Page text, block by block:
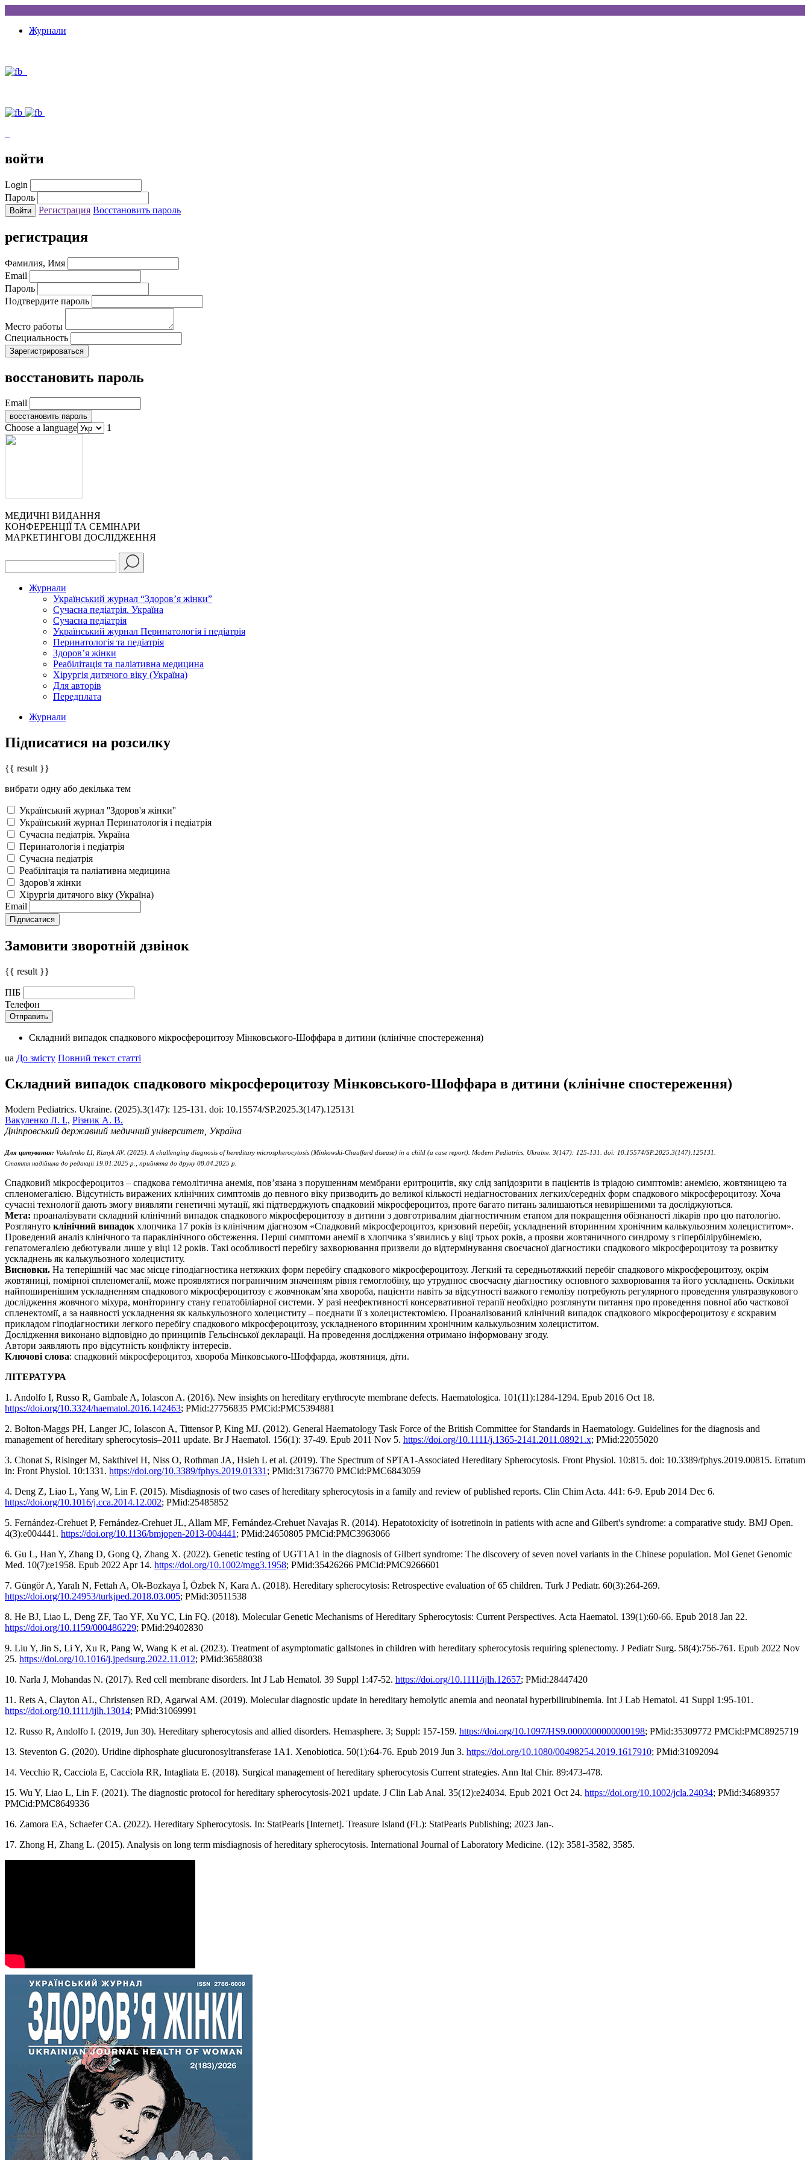
Журнали
войти
Login
Пароль
Регистрация Восстановить пароль
регистрация
Фамилия, Имя
Email
Пароль
Подтвердите пароль
Место работы
Специальность
восстановить пароль
Email
Choose a language 1
МЕДИЧНІ ВИДАННЯ
КОНФЕРЕНЦІЇ ТА СЕМІНАРИ
МАРКЕТИНГОВІ ДОСЛІДЖЕННЯ
Журнали
Український журнал “Здоров’я жінки”
Сучасна педіатрія. Україна
Сучасна педіатрія
Український журнал Перинатологія і педіатрія
Перинатологія та педіатрія
Здоров’я жінки
Реабілітація та паліативна медицина
Хірургія дитячого віку (Україна)
Для авторів
Передплата
Журнали
Підписатися на розсилку
{{ result }}
вибрати одну або декілька тем
Український журнал ''Здоров'я жінки''
Український журнал Перинатологія і педіатрія
Сучасна педіатрія. Україна
Перинатологія і педіатрія
Сучасна педіатрія
Реабілітація та паліативна медицина
Здоров'я жінки
Хірургія дитячого віку (Україна)
Email
Замовити зворотній дзвінок
{{ result }}
ПІБ
Телефон
Складний випадок спадкового мікросфероцитозу Мінковського-Шоффара в дитини (клінічне спостереження)
ua До змісту Повний текст статті
Складний випадок спадкового мікросфероцитозу Мінковського-Шоффара в дитини (клінічне спостереження)
Modern Pediatrics. Ukraine. (2025).3(147): 125-131. doi: 10.15574/SP.2025.3(147).125131
Вакуленко Л. І., Різник А. В.
Дніпровський державний медичний університет, Україна
Для цитування: Vakulenko LI Riznyk AV. (2025). A challenging diagnosis of hereditary microspherocytosis (Minkowski-Chauffard disease) in a child (a case report). Modern Pediatrics. Ukraine. 3(147): 125-131. doi: 10.15574/SP.2025.3(147).125131.
Стаття надійшла до редакції 19 .01.2025 р прийнята до друку 08.04 .2025 р
Спадковий мікросфероцитоз – спадкова гемолітична анемія, пов’язана з порушенням мембрани еритроцитів, яку слід запідозрити в пацієнтів із тріадою симптомів: анемією, жовтяницею та
спленомегалією. Відсутність виражених клінічних симптомів до певного віку призводить до великої кількості недіагностованих легких/середніх форм спадкового мікросфероцитозу. Хоча
сучасні технології дають змогу виявляти генетичні мутації, які підтверджують спадковий мікросфероцитоз, проте багато питань залишаються невирішеними та досліджуються.
Мета: проаналізувати складний клінічний випадок спадкового мікросфероцитозу в дитини з довготривалим діагностичним етапом для покращення обізнаності лікарів про цю патологію.
Розглянуто клінічний випадок хлопчика 17 років із клінічним діагнозом «Спадковий мікросфероцитоз, кризовий перебіг, ускладнений вторинним хронічним калькульозним холециститом».
Проведений аналіз клінічного та параклінічного обстеження. Перші симптоми анемії в хлопчика з’явились у віці трьох років, а прояви жовтяничного синдрому з гіпербілірубінемією,
гепатомегалією дебютували лише у віці 12 років. Такі особливості перебігу захворювання призвели до відтермінування своєчасної діагностики спадкового мікросфероцитозу та розвитку
ускладнень як калькульозного холециститу.
Висновки. На теперішній час має місце гіподіагностика нетяжких форм перебігу спадкового мікросфероцитозу. Легкий та середньотяжкий перебіг спадкового мікросфероцитозу, окрім
жовтяниці, помірної спленомегалії, може проявлятися пограничним значенням рівня гемоглобіну, що утруднює своєчасну діагностику основного захворювання та його ускладнень. Оскільки
найпоширенішим ускладненням спадкового мікросфероцитозу є жовчнокам’яна хвороба, пацієнти навіть за відсутності важкого гемолізу потребують регулярного проведення ультразвукового
дослідження жовчного міхура, моніторингу стану гепатобіліарної системи. У разі неефективності консервативної терапії необхідно розглянути питання про проведення повної або часткової
спленектомії, а за наявності ускладнення як калькульозного холециститу – поєднати її з холецистектомією. Проаналізований клінічний випадок спадкового мікросфероцитозу є яскравим
прикладом гіподіагностики легкого перебігу спадкового мікросфероцитозу, ускладненого вторинним хронічним калькульозним холециститом.
Дослідження виконано відповідно до принципів Гельсінської декларації. На проведення дослідження отримано інформовану згоду.
Автори заявляють про відсутність конфлікту інтересів.
Ключові слова: спадковий мікросфероцитоз, хвороба Мінковського-Шоффарда, жовтяниця, діти.
ЛІТЕРАТУРА
1. Andolfo I, Russo R, Gambale A, Iolascon A. (2016). New insights on hereditary erythrocyte membrane defects. Haematologica. 101(11):1284-1294. Epub 2016 Oct 18.
https://doi.org/10.3324/haematol.2016.142463; PMid:27756835 PMCid:PMC5394881
2. Bolton-Maggs PH, Langer JC, Iolascon A, Tittensor P, King MJ. (2012). General Haematology Task Force of the British Committee for Standards in Haematology. Guidelines for the diagnosis and
management of hereditary spherocytosis–2011 update. Br J Haematol. 156(1): 37-49. Epub 2011 Nov 5. https://doi.org/10.1111/j.1365-2141.2011.08921.x; PMid:22055020
3. Chonat S, Risinger M, Sakthivel H, Niss O, Rothman JA, Hsieh L et al. (2019). The Spectrum of SPTA1-Associated Hereditary Spherocytosis. Front Physiol. 10:815. doi: 10.3389/fphys.2019.00815. Erratum
in: Front Physiol. 10:1331. https://doi.org/10.3389/fphys.2019.01331 ; PMid:31736770 PMCid:PMC6843059
4. Deng Z, Liao L, Yang W, Lin F. (2015). Misdiagnosis of two cases of hereditary spherocytosis in a family and review of published reports. Clin Chim Acta. 441: 6-9. Epub 2014 Dec 6.
https://doi.org/10.1016/j.cca.2014.12.002; PMid:25485852
5. Fernández-Crehuet P, Fernández-Crehuet JL, Allam MF, Fernández-Crehuet Navajas R. (2014). Hepatotoxicity of isotretinoin in patients with acne and Gilbert's syndrome: a comparative study. BMJ Open.
4(3):e004441. https://doi.org/10.1136/bmjopen-2013-004441 ; PMid:24650805 PMCid:PMC3963066
6. Gu L, Han Y, Zhang D, Gong Q, Zhang X. (2022). Genetic testing of UGT1A1 in the diagnosis of Gilbert syndrome: The discovery of seven novel variants in the Chinese population. Mol Genet Genomic
Med. 10(7):e1958. Epub 2022 Apr 14. https://doi.org/10.1002/mgg3.1958; PMid:35426266 PMCid:PMC9266601
7. Güngör A, Yaralı N, Fettah A, Ok-Bozkaya İ, Özbek N, Kara A. (2018). Hereditary spherocytosis: Retrospective evaluation of 65 children. Turk J Pediatr. 60(3):264-269.
https://doi.org/10.24953/turkjped.2018.03.005; PMid:30511538
8. He BJ, Liao L, Deng ZF, Tao YF, Xu YC, Lin FQ. (2018). Molecular Genetic Mechanisms of Hereditary Spherocytosis: Current Perspectives. Acta Haematol. 139(1):60-66. Epub 2018 Jan 22.
https://doi.org/10.1159/000486229; PMid:29402830
9. Liu Y, Jin S, Li Y, Xu R, Pang W, Wang K et al. (2023). Treatment of asymptomatic gallstones in children with hereditary spherocytosis requiring splenectomy. J Pediatr Surg. 58(4):756-761. Epub 2022 Nov
25. https://doi.org/10.1016/j.jpedsurg.2022.11.012; PMid:36588038
10. Narla J, Mohandas N. (2017). Red cell membrane disorders. Int J Lab Hematol. 39 Suppl 1:47-52. https://doi.org/10.1111/ijlh.12657; PMid:28447420
11. Rets A, Clayton AL, Christensen RD, Agarwal AM. (2019). Molecular diagnostic update in hereditary hemolytic anemia and neonatal hyperbilirubinemia. Int J Lab Hematol. 41 Suppl 1:95-101.
https://doi.org/10.1111/ijlh.13014; PMid:31069991
12. Russo R, Andolfo I. (2019, Jun 30). Hereditary spherocytosis and allied disorders. Hemasphere. 3; Suppl: 157-159. https://doi.org/10.1097/HS9.0000000000000198; PMid:35309772 PMCid:PMC8925719
13. Steventon G. (2020). Uridine diphosphate glucuronosyltransferase 1A1. Xenobiotica. 50(1):64-76. Epub 2019 Jun 3. https://doi.org/10.1080/00498254.2019.1617910; PMid:31092094
14. Vecchio R, Cacciola E, Cacciola RR, Intagliata E. (2018). Surgical management of hereditary spherocytosis Current strategies. Ann Ital Chir. 89:473-478.
15. Wu Y, Liao L, Lin F. (2021). The diagnostic protocol for hereditary spherocytosis-2021 update. J Clin Lab Anal. 35(12):e24034. Epub 2021 Oct 24. https://doi.org/10.1002/jcla.24034; PMid:34689357
PMCid:PMC8649336
16. Zamora EA, Schaefer CA. (2022). Hereditary Spherocytosis. In: StatPearls [Internet]. Treasure Island (FL): StatPearls Publishing; 2023 Jan-.
17. Zhong H, Zhang L. (2015). Analysis on long term misdiagnosis of hereditary spherocytosis. International Journal of Laboratory Medicine. (12): 3581-3582, 3585.